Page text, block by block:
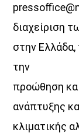
διαχείριση
στην Ελλάδα,
την
προώθηση
ανάπτυξης
κλιματικής